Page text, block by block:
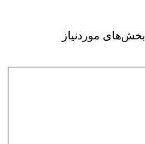
بخش‌های موردنیاز